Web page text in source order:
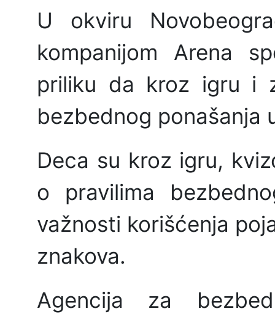
U okviru
kompanijom Arena
priliku da kroz igru i
bezbednog ponašanja
Deca su kroz igru,
o pravilima
važnosti korišćenja
znakova.
Agencija za